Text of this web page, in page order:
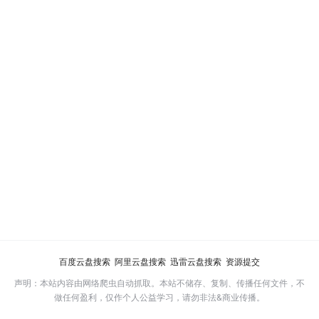
百度云盘搜索 阿里云盘搜索 迅雷云盘搜索 资源提交
声明：本站内容由网络爬虫自动抓取。本站不储存、复制、传播任何文件，不
做任何盈利，仅作个人公益学习，请勿非法&商业传播。